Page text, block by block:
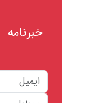
خبرنامه